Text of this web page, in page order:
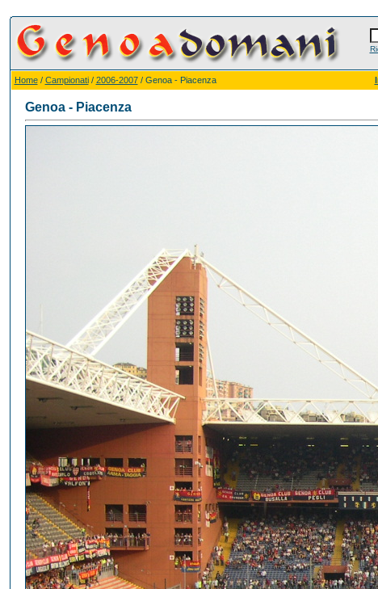
Home/ Campionati/ 2006-2007/ Genoa - Piacenza
Genoa - Piacenza